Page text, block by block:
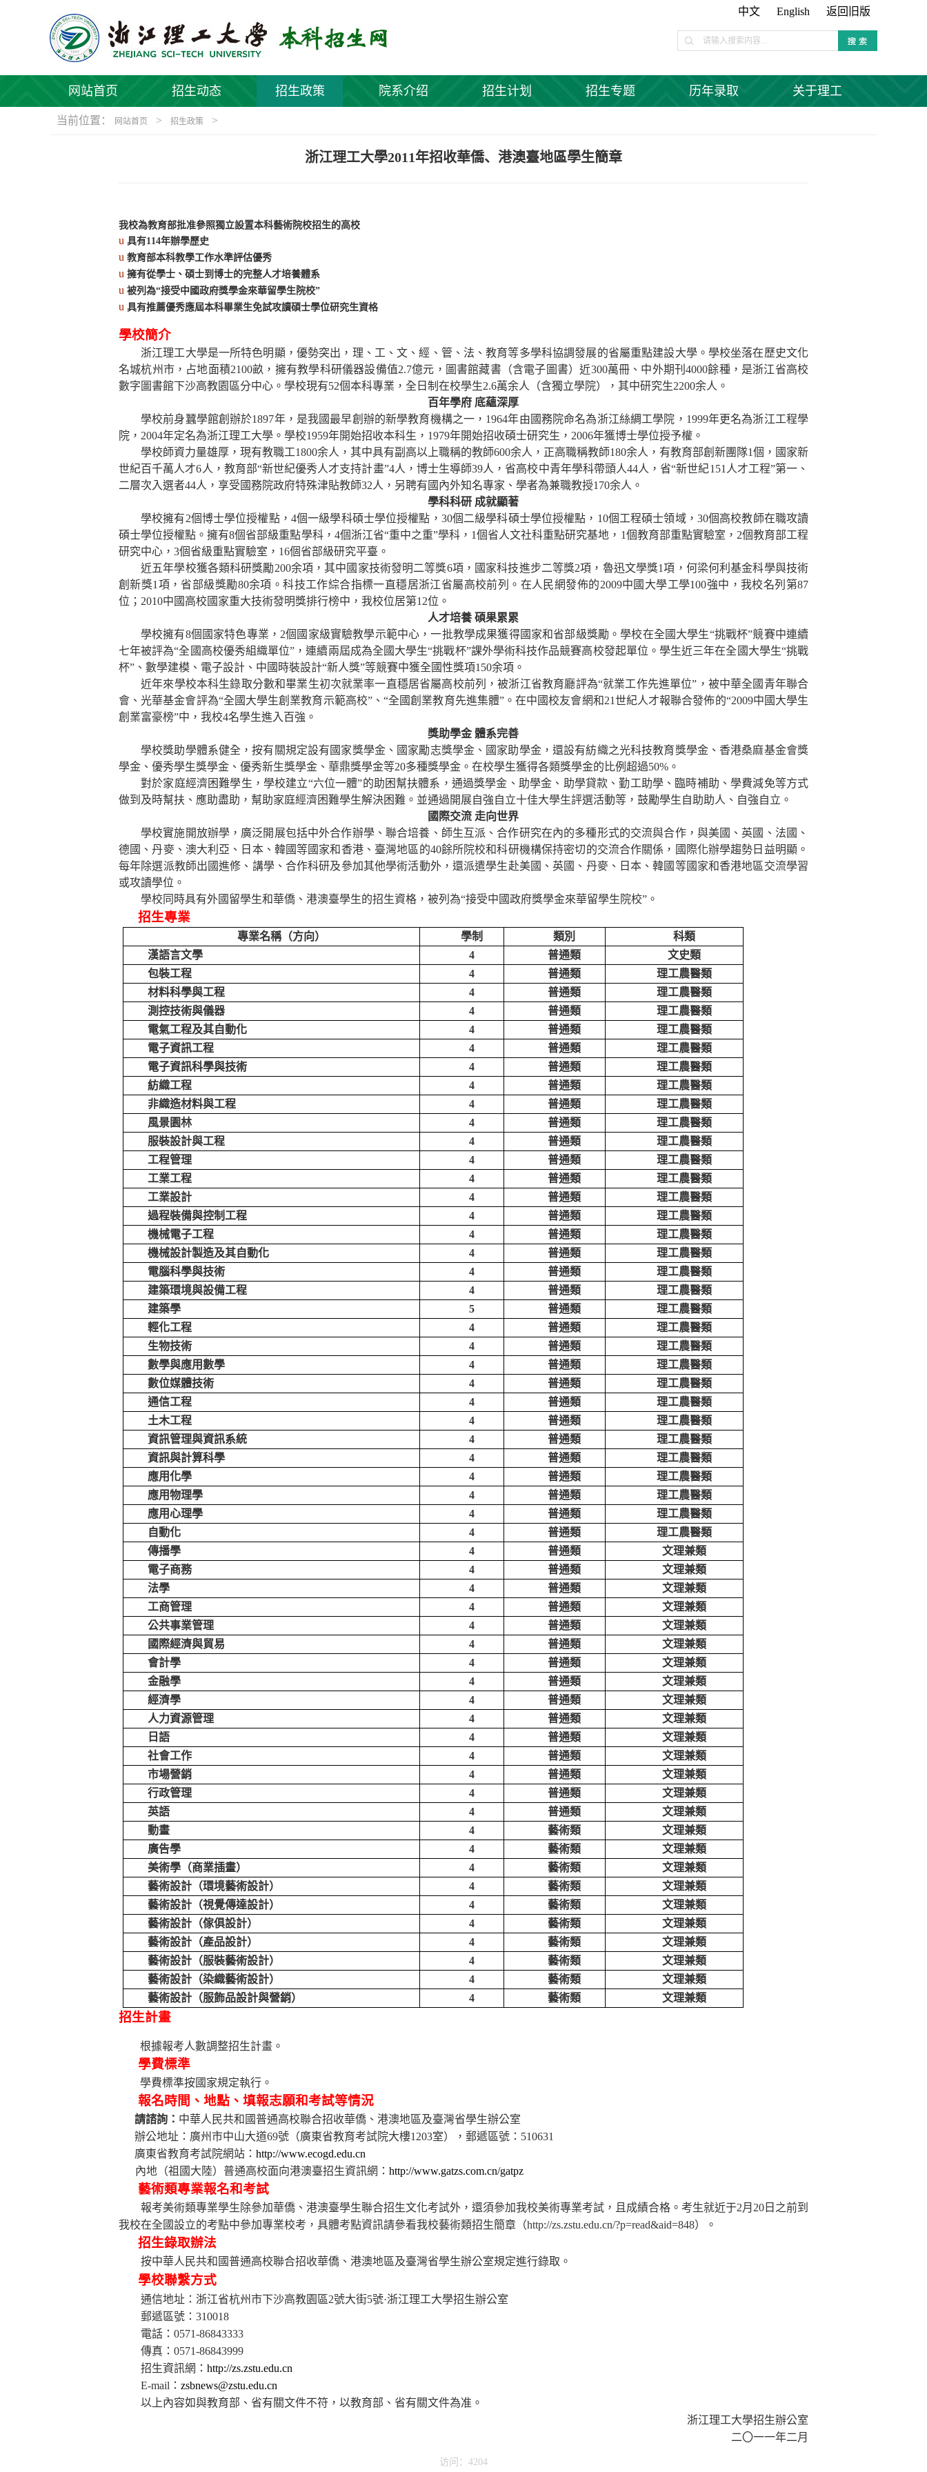
中文 English 返回旧版
网站首页 招生动态 招生政策 院系介绍 招生计划 招生专题 历年录取 关于理工
当前位置： 网站首页 > 招生政策 >
浙江理工大學2011年招收華僑、港澳臺地區學生簡章
我校為教育部批准參照獨立設置本科藝術院校招生的高校
u 具有114年辦學歷史
u 教育部本科教學工作水準評估優秀
u 擁有從學士、碩士到博士的完整人才培養體系
u 被列為“接受中國政府獎學金來華留學生院校”
u 具有推薦優秀應屆本科畢業生免試攻讀碩士學位研究生資格
學校簡介
浙江理工大學是一所特色明顯，優勢突出，理、工、文、經、管、法、教育等多學科協調發展的省屬重點建設大學。學校坐落在歷史文化
名城杭州市，占地面積2100畝，擁有教學科研儀器設備值2.7億元，圖書館藏書（含電子圖書）近300萬冊、中外期刊4000餘種，是浙江省高校
數字圖書館下沙高教園區分中心。學校現有52個本科專業， 全日制在校學生2.6萬余人（含獨立學院），其中研究生2200余人。
百年學府 底蘊深厚
學校前身蠶學館創辦於1897年，是我國最早創辦的新學教育機構之一， 1964年由國務院命名為浙江絲綢工學院， 1999年更名為浙江工程學
院， 2004年定名為浙江理工大學。學校1959年開始招收本科生， 1979年開始招收碩士研究生， 2006年獲博士學位授予權。
學校師資力量雄厚，現有教職工1800余人，其中具有副高以上職稱的教師600余人，正高職稱教師180余人，有教育部創新團隊1個，國家新
世紀百千萬人才6人，教育部“新世紀優秀人才支持計畫”4人，博士生導師39人，省高校中青年學科帶頭人44人，省“新世紀151 人才工程”第一、
二層次入選者44人，享受國務院政府特殊津貼教師32人，另聘有國內外知名專家、學者為兼職教授170余人。
學科科研 成就顯著
學校擁有2個博士學位授權點， 4個一級學科碩士學位授權點， 30個二級學科碩士學位授權點， 10個工程碩士領域， 30個高校教師在職攻讀
碩士學位授權點。擁有8個省部級重點學科， 4個浙江省“重中之重”學科， 1個省人文社科重點研究基地， 1個教育部重點實驗室， 2個教育部工程
研究中心， 3個省級重點實驗室， 16個省部級研究平臺。
近五年學校獲各類科研獎勵200余項，其中國家技術發明二等獎6項，國家科技進步二等獎2項，魯迅文學獎1項，何梁何利基金科學與技術
創新獎1 項，省部級獎勵80余項。科技工作綜合指標一直穩居浙江省屬高校前列。在人民網發佈的2009中國大學工學100強中，我校名列第87
位； 2010中國高校國家重大技術發明獎排行榜中，我校位居第12位。
人才培養 碩果累累
學校擁有8個國家特色專業， 2個國家級實驗教學示範中心，一批教學成果獲得國家和省部級獎勵。學校在全國大學生“挑戰杯”競賽中連續
七年被評為“全國高校優秀組織單位”，連續兩屆成為全國大學生“挑戰杯”課外學術科技作品競賽高校發起單位。學生近三年在全國大學生“挑戰
杯”、數學建模、電子設計、中國時裝設計“新人獎”等競賽中獲全國性獎項150余項。
近年來學校本科生錄取分數和畢業生初次就業率一直穩居省屬高校前列，被浙江省教育廳評為“就業工作先進單位”，被中華全國青年聯合
會、光華基金會評為“全國大學生創業教育示範高校”、“全國創業教育先進集體”。在中國校友會網和21世紀人才報聯合發佈的“2009中國大學生
創業富豪榜”中，我校4名學生進入百強。
獎助學金 體系完善
學校獎助學體系健全，按有關規定設有國家獎學金、國家勵志獎學金、國家助學金，還設有紡織之光科技教育獎學金、香港桑麻基金會獎
學金、優秀學生獎學金、優秀新生獎學金、華鼎獎學金等20多種獎學金。在校學生獲得各類獎學金的比例超過50% 。
對於家庭經濟困難學生，學校建立“六位一體”的助困幫扶體系，通過獎學金、助學金、助學貸款、勤工助學、臨時補助、學費減免等方式
做到及時幫扶、應助盡助，幫助家庭經濟困難學生解決困難。並通過開展自強自立十佳大學生評選活動等，鼓勵學生自助助人、自強自立。
國際交流 走向世界
學校實施開放辦學，廣泛開展包括中外合作辦學、聯合培養、師生互派、合作研究在內的多種形式的交流與合作，與美國、英國、法國、
德國、丹麥、澳大利亞、日本、韓國等國家和香港、臺灣地區的40餘所院校和科研機構保持密切的交流合作關係，國際化辦學趨勢日益明顯。
每年除選派教師出國進修、講學、合作科研及參加其他學術活動外，還派遣學生赴美國、英國、丹麥、日本、韓國等國家和香港地區交流學習
或攻讀學位。
學校同時具有外國留學生和華僑、港澳臺學生的招生資格，被列為“接受中國政府獎學金來華留學生院校”。
招生專業
專業名稱（方向） 學制 類別
科類
漢語言文學
4 普通類
文史類
包裝工程
4 普通類
理工農醫類
材料科學與工程
4 普通類
理工農醫類
測控技術與儀器
4 普通類
理工農醫類
電氣工程及其自動化
4 普通類
理工農醫類
電子資訊工程
4 普通類
理工農醫類
電子資訊科學與技術
4 普通類
理工農醫類
紡織工程
4 普通類
理工農醫類
非織造材料與工程
4 普通類
理工農醫類
風景園林
4 普通類
理工農醫類
服裝設計與工程
4 普通類
理工農醫類
工程管理
4 普通類
理工農醫類
工業工程
4 普通類
理工農醫類
工業設計
4 普通類
理工農醫類
過程裝備與控制工程
4 普通類
理工農醫類
機械電子工程
4 普通類
理工農醫類
機械設計製造及其自動化
4 普通類
理工農醫類
電腦科學與技術
4 普通類
理工農醫類
建築環境與設備工程
4 普通類
理工農醫類
建築學
5 普通類
理工農醫類
輕化工程
4 普通類
理工農醫類
生物技術
4 普通類
理工農醫類
數學與應用數學
4 普通類
理工農醫類
數位媒體技術
4 普通類
理工農醫類
通信工程
4 普通類
理工農醫類
土木工程
4 普通類
理工農醫類
資訊管理與資訊系統
4 普通類
理工農醫類
資訊與計算科學
4 普通類
理工農醫類
應用化學
4 普通類
理工農醫類
應用物理學
4 普通類
理工農醫類
應用心理學
4 普通類
理工農醫類
自動化
4 普通類
理工農醫類
傳播學
4 普通類
文理兼類
電子商務
4 普通類
文理兼類
法學
4 普通類
文理兼類
工商管理
4 普通類
文理兼類
公共事業管理
4 普通類
文理兼類
國際經濟與貿易
4 普通類
文理兼類
會計學
4 普通類
文理兼類
金融學
4 普通類
文理兼類
經濟學
4 普通類
文理兼類
人力資源管理
4 普通類
文理兼類
日語
4 普通類
文理兼類
社會工作
4 普通類
文理兼類
市場營銷
4 普通類
文理兼類
行政管理
4 普通類
文理兼類
英語
4 普通類
文理兼類
動畫
4 藝術類
文理兼類
廣告學
4 藝術類
文理兼類
美術學（商業插畫）
4 藝術類
文理兼類
藝術設計（環境藝術設計）
4 藝術類
文理兼類
藝術設計（視覺傳達設計）
4 藝術類
文理兼類
藝術設計（傢俱設計）
4 藝術類
文理兼類
藝術設計（產品設計）
4 藝術類
文理兼類
藝術設計（服裝藝術設計）
4 藝術類
文理兼類
藝術設計（染織藝術設計）
4 藝術類
文理兼類
藝術設計（服飾品設計與營銷）
4 藝術類 文理兼類
招生計畫
根據報考人數調整招生計畫。
學費標準
學費標準按國家規定執行。
報名時間、地點、填報志願和考試等情況
請諮詢： 中華人民共和國普通高校聯合招收華僑、港澳地區及臺灣省學生辦公室
辦公地址：廣州市中山大道69號（廣東省教育考試院大樓1203室），郵遞區號： 510631
廣東省教育考試院網站：http://www.ecogd.edu.cn
內地（祖國大陸）普通高校面向港澳臺招生資訊網： http://www.gatzs.com.cn/gatpz
藝術類專業報名和考試
報考美術類專業學生除參加華僑、港澳臺學生聯合招生文化考試外，還須參加我校美術專業考試，且成績合格。 考生就近于2月 20 日之前到
我校在全國設立的考點中參加專業校考，具體考點資訊請參看我校藝術類招生簡章（http://zs.zstu.edu.cn/?p=read&aid=848）。
招生錄取辦法
按中華人民共和國普通高校聯合招收華僑、港澳地區及臺灣省學生辦公室規定進行錄取。
學校聯繫方式
通信地址：浙江省杭州市下沙高教園區2號大街5號·浙江理工大學招生辦公室
郵遞區號： 310018
電話： 0571-86843333
傳真： 0571-86843999
招生資訊網： http://zs.zstu.edu.cn
E-mail ： zsbnews@zstu.edu.cn
以上內容如與教育部、省有關文件不符，以教育部、省有關文件為准。
浙江理工大學招生辦公室
二〇一一年二月
访问：4204